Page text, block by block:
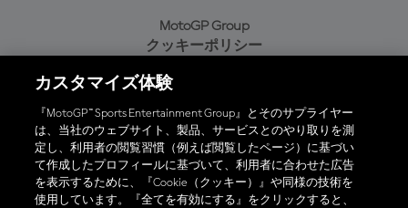
MotoGP Group
クッキーポリシー
プライバシーポリシー
購入ポリシー
オフィシャルアプリ
カスタマイズ体験
『MotoGP™ Sports Entertainment Group』とそのサプライヤー
は、当社のウェブサイト、製品、サービスとのやり取りを測
定し、利用者の閲覧習慣（例えば閲覧したページ）に基づい
て作成したプロフィールに基づいて、利用者に合わせた広告
を表示するために、『Cookie（クッキー）』や同様の技術を
使用しています。『全てを有効にする』をクリックすると、